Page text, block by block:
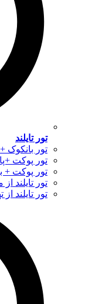
تور تایلند
تور بانکوک +
تور پوکت
تور پوکت +
تور تایلند از
تور تایلند از